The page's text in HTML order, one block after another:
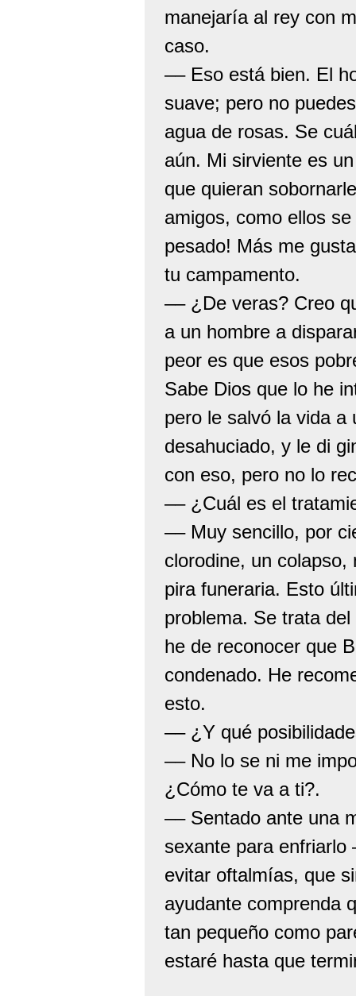
manejaría al rey con
caso.
–– Eso está bien. El
suave; pero no
agua de rosas. Se
aún. Mi sirviente es
que quieran
amigos, como ellos
pesado! Más me
tu campamento.
–– ¿De veras? Creo
a un hombre a
peor es que esos
Sabe Dios que lo he
pero le salvó la vida a
desahuciado, y le di
con eso, pero no lo
–– ¿Cuál es el
–– Muy sencillo, por
clorodine, un
pira funeraria. Esto
problema. Se trata
he de reconocer que
condenado. He
esto.
–– ¿Y qué
–– No lo se ni me
¿Cómo te va a ti?.
–– Sentado ante una
sexante para enfriarlo
evitar oftalmías, que
ayudante comprenda
tan pequeño como
estaré hasta que